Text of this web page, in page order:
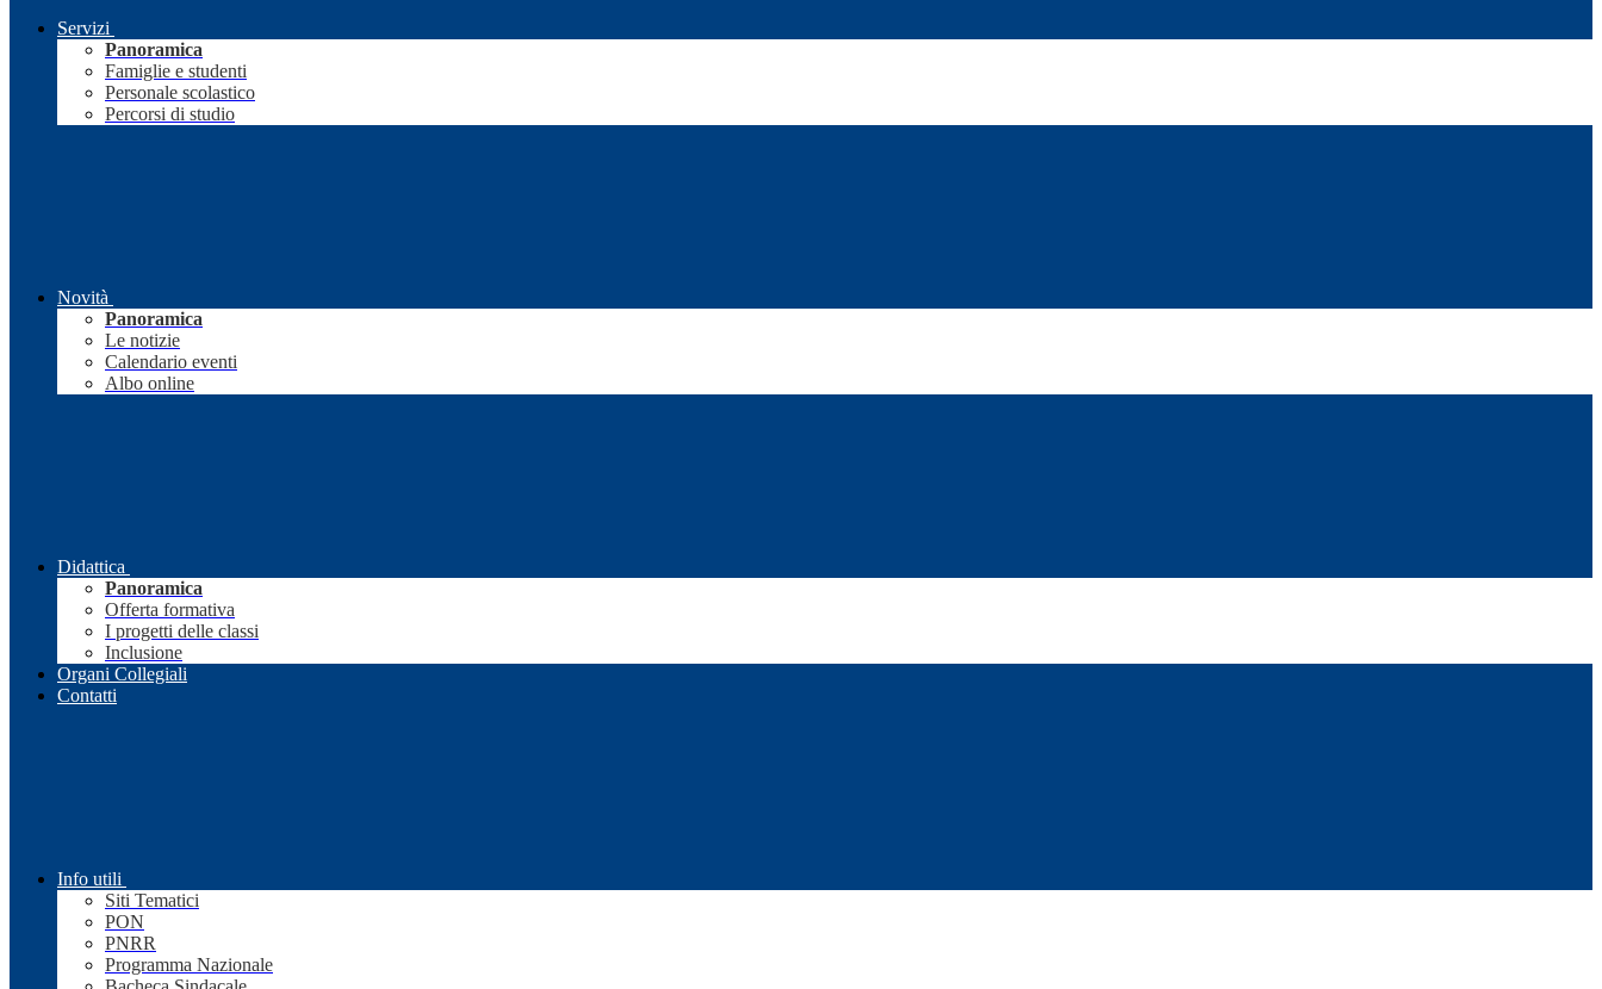
Servizi
Panoramica
Famiglie e studenti
Personale scolastico
Percorsi di studio
Novità
Panoramica
Le notizie
Calendario eventi
Albo online
Didattica
Panoramica
Offerta formativa
I progetti delle classi
Inclusione
Organi Collegiali
Contatti
Info utili
Siti Tematici
PON
PNRR
Programma Nazionale